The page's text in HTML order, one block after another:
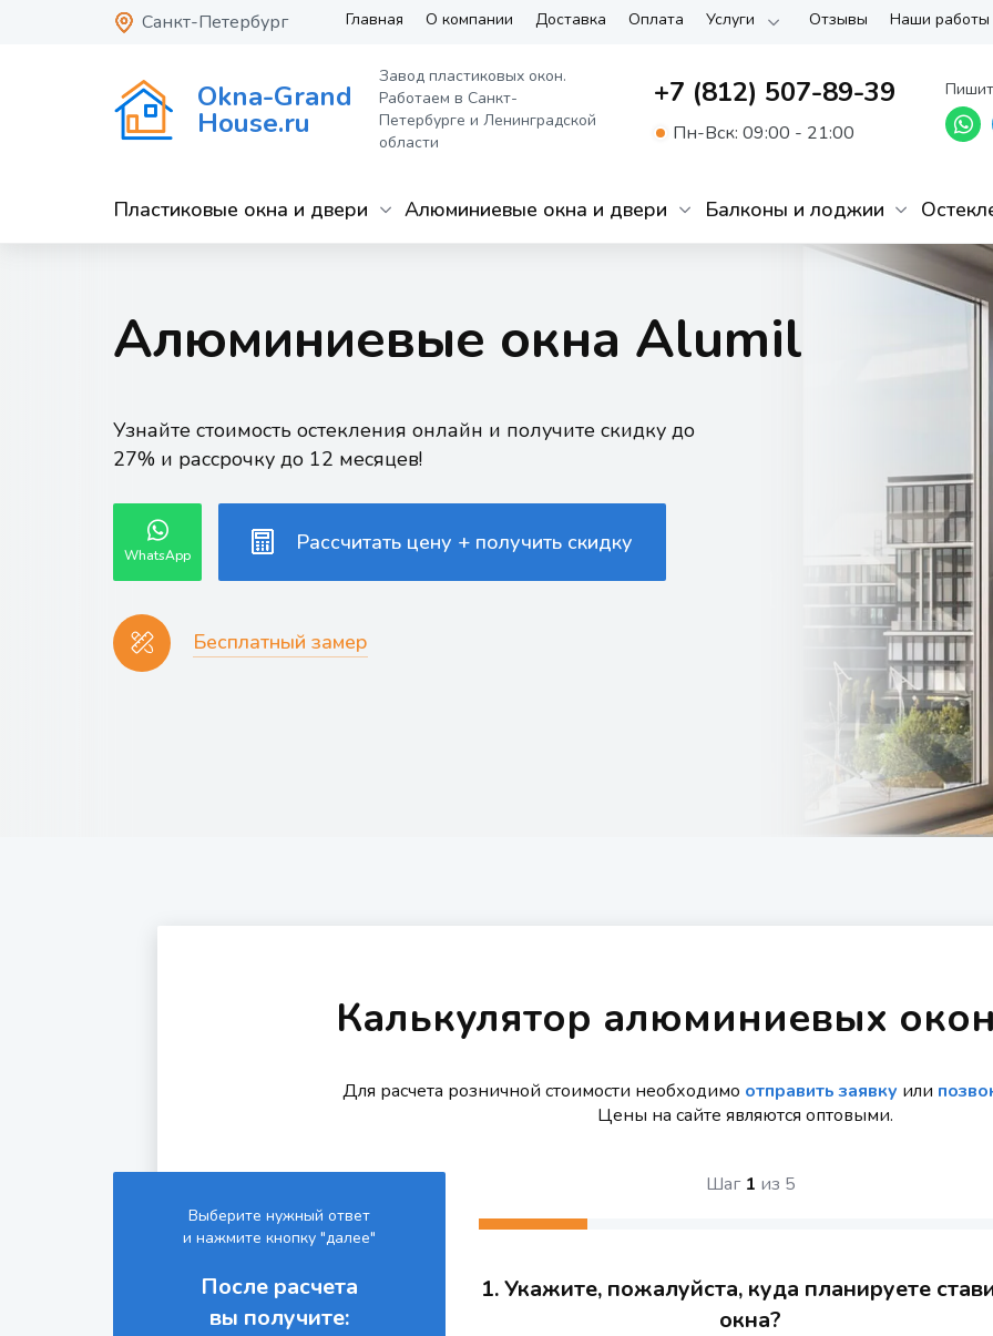
Санкт-Петербург
Okna-Grand
House.ru
Завод пластиковых окон.
Работаем в Санкт-
Петербурге и Ленинградской
области
+7 (812) 507-89-39
Пн-Вск: 09:00 - 21:00
Пластиковые окна и двери Алюминиевые окна и двери Балконы и лоджии
Главная О компании Доставка Оплата Услуги Отзывы Наши работы
Алюминиевые окна Alumil
Узнайте стоимость остекления онлайн и получите скидку до
27% и рассрочку до 12 месяцев!
WhatsApp
Рассчитать цену + получить скидку
Бесплатный замер
Калькулятор алюминиевых
Для расчета розничной стоимости необходимо отправить заявку или
Цены на сайте являются оптовыми.
Выберите нужный ответ
и нажмите кнопку "далее"
После расчета
вы получите:
Шаг 1 из 5
1. Укажите, пожалуйста, куда планируете
окна?